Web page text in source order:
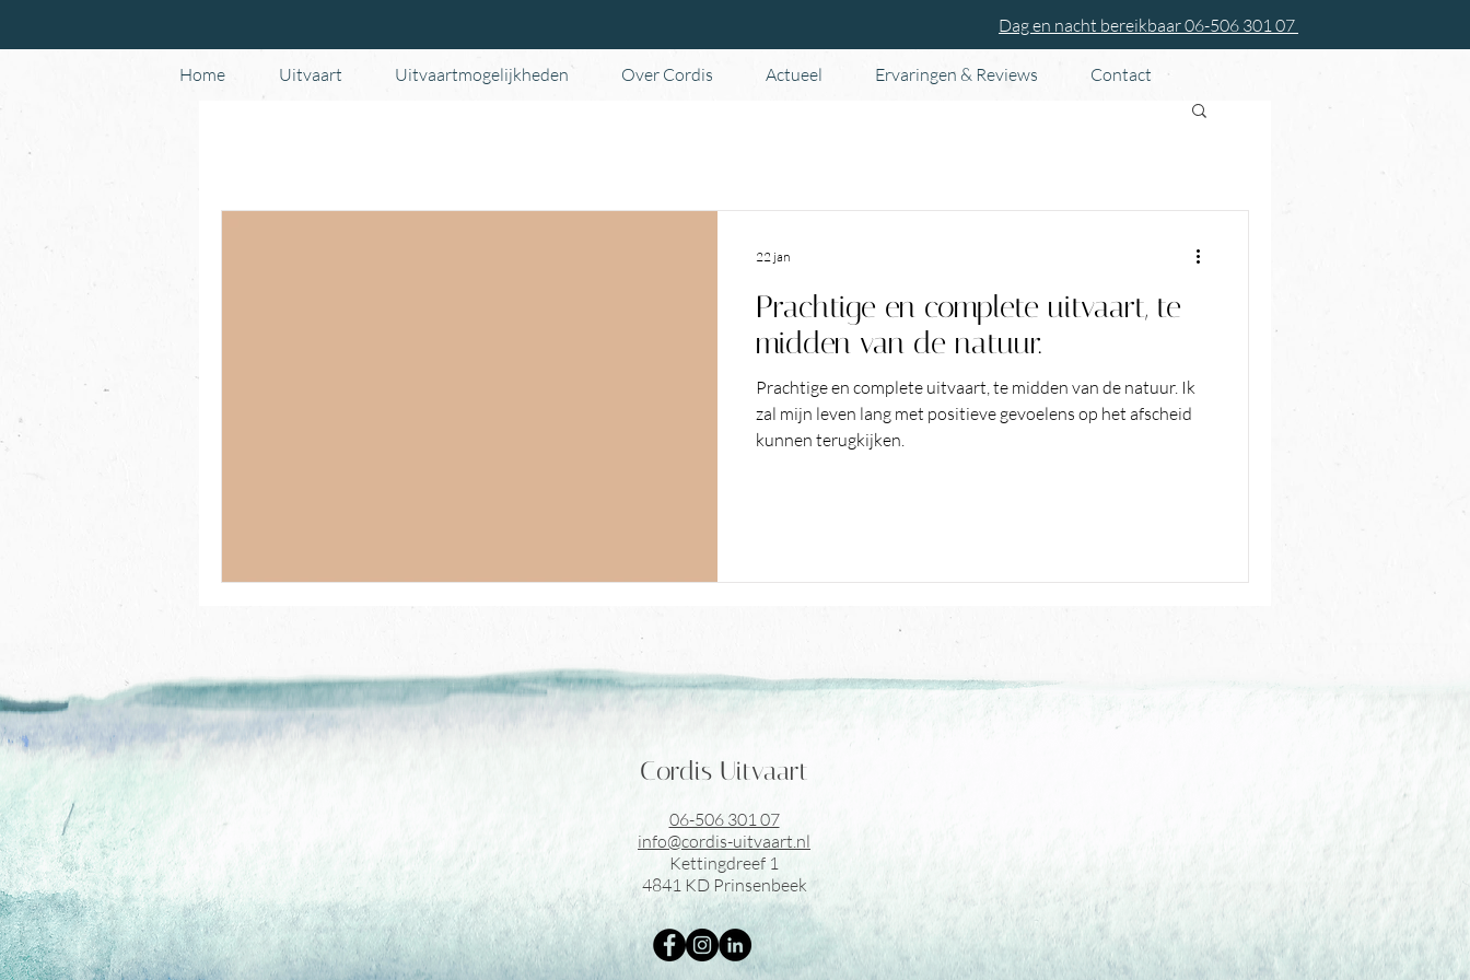
Dag en nacht bereikbaar 06-506 301 07
Home Uitvaart Uitvaartmogelijkheden Over Cordis Actueel Ervaringen & Reviews Contact
Prachtige en complete uitvaart, te
midden van de natuur.
Prachtige en complete uitvaart, te midden van de natuur. Ik
zal mijn leven lang met positieve gevoelens op het afscheid
kunnen terugkijken.
22 jan
Cordis Uitvaart
06-506 301 07
info@cordis-uitvaart.nl
Kettingdreef 1
4841 KD Prinsenbeek